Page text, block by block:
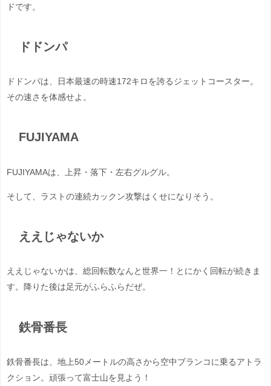
ドです。
ドドンパ
ドドンパは、日本最速の時速172キロを誇るジェットコースター。
その速さを体感せよ。
FUJIYAMA
FUJIYAMAは、上昇・落下・左右グルグル。
そして、ラストの連続カックン攻撃はくせになりそう。
ええじゃないか
ええじゃないかは、総回転数なんと世界一！とにかく回転が続きま
す。降りた後は足元がふらふらだぜ。
鉄骨番長
鉄骨番長は、地上50メートルの高さから空中ブランコに乗るアトラ
クション。頑張って富士山を見よう！